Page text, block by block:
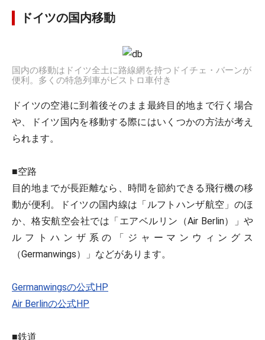
ドイツの国内移動
国内の移動はドイツ全土に路線網を持つドイチェ・バーンが
便利。多くの特急列車がビストロ車付き
ドイツの空港に到着後そのまま最終目的地まで行く場合
や、ドイツ国内を移動する際にはいくつかの方法が考え
られます。
■空路
目的地までが長距離なら、時間を節約できる飛行機の移
動が便利。ドイツの国内線は「ルフトハンザ航空」のほ
か、格安航空会社では「エアベルリン（Air Berlin）」や
ルフトハンザ系の「ジャーマンウィングス
（Germanwings）」などがあります。
Germanwingsの公式HP
Air Berlinの公式HP
■鉄道